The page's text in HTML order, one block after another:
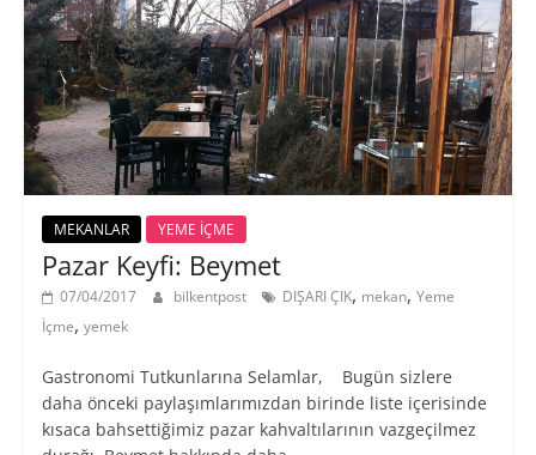
MEKANLAR YEME İÇME
Pazar Keyfi: Beymet
07/04/2017 bilkentpost DIŞARI ÇIK, mekan, Yeme
İçme, yemek
Gastronomi Tutkunlarına Selamlar, Bugün sizlere
daha önceki paylaşımlarımızdan birinde liste içerisinde
kısaca bahsettiğimiz pazar kahvaltılarının vazgeçilmez